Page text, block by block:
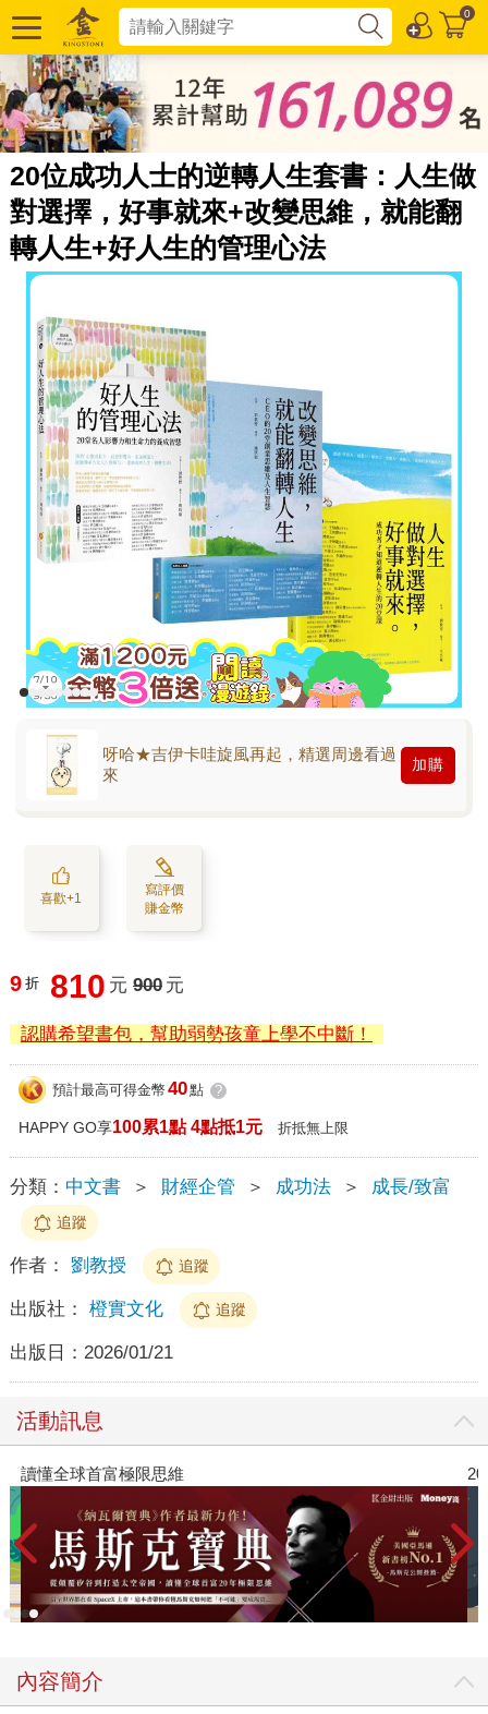
0
20位成功人士的逆轉人生套書：人生做
對選擇，好事就來+改變思維，就能翻
轉人生+好人生的管理心法
呀哈★吉伊卡哇旋風再起，精選周邊看過
來
加購
喜歡+1
寫評價
賺金幣
9 折 810 元 900 元
認購希望書包，幫助弱勢孩童上學不中斷！
預計最高可得金幣 40點 ?
HAPPY GO享100累1點 4點抵1元 折抵無上限
分類： 中文書 ＞ 財經企管 ＞ 成功法 ＞ 成長/致富
追蹤
作者： 劉教授 追蹤
出版社： 橙實文化 追蹤
出版日： 2026/01/21
活動訊息
讀懂全球首富極限思維
內容簡介